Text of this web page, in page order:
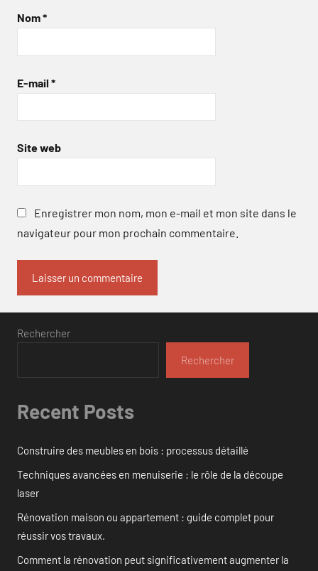
Nom*
E-mail *
Site web
Enregistrer mon nom, mon e-mail et mon site dans le
navigateur pour mon prochain commentaire.
Rechercher
Rechercher
Recent Posts
Construire des meubles en bois : processus détaillé
Techniques avancées en menuiserie : le rôle de la découpe
laser
Rénovation maison ou appartement : guide complet pour
réussir vos travaux.
Comment la rénovation peut significativement augmenter la